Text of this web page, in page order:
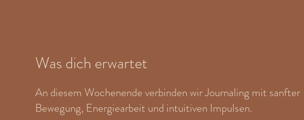
Was dich erwartet
An diesem Wochenende verbinden wir Journaling mit sanfter
Bewegung, Energiearbeit und intuitiven Impulsen.